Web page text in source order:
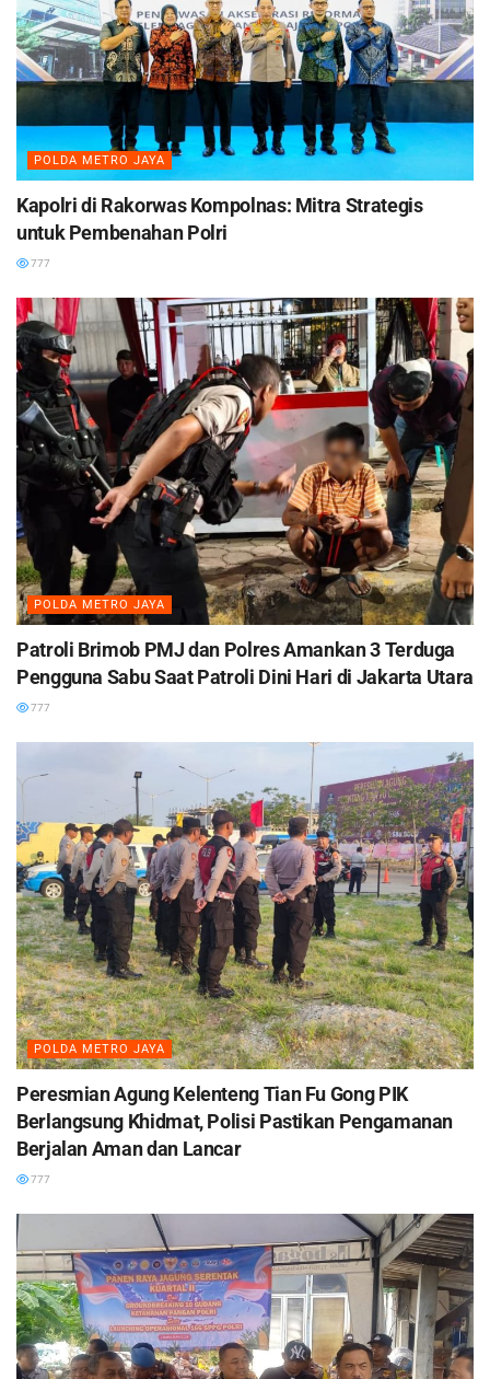
POLDA METRO JAYA
Kapolri di Rakorwas Kompolnas: Mitra Strategis
untuk Pembenahan Polri
777
POLDA METRO JAYA
Patroli Brimob PMJ dan Polres Amankan 3 Terduga
Pengguna Sabu Saat Patroli Dini Hari di Jakarta Utara
777
POLDA METRO JAYA
Peresmian Agung Kelenteng Tian Fu Gong PIK
Berlangsung Khidmat, Polisi Pastikan Pengamanan
Berjalan Aman dan Lancar
777